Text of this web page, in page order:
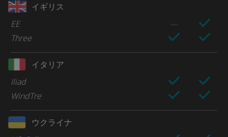
イギリス
EE
Three
イタリア
Iliad
WindTre
ウクライナ